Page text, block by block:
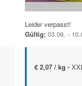
Leider verpasst!
Gültig: 03.06. -
€ 2,07 / kg -